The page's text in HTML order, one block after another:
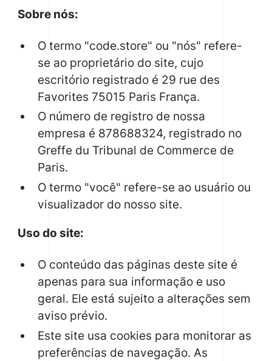
Sobre nós:
O termo "code.store" ou "nós" refere-
se ao proprietário do site, cujo
escritório registrado é 29 rue des
Favorites 75015 Paris França.
O número de registro de nossa
empresa é 878688324, registrado no
Greffe du Tribunal de Commerce de
Paris.
O termo "você" refere-se ao usuário ou
visualizador do nosso site.
Uso do site:
O conteúdo das páginas deste site é
apenas para sua informação e uso
geral. Ele está sujeito a alterações sem
aviso prévio.
Este site usa cookies para monitorar as
preferências de navegação. As